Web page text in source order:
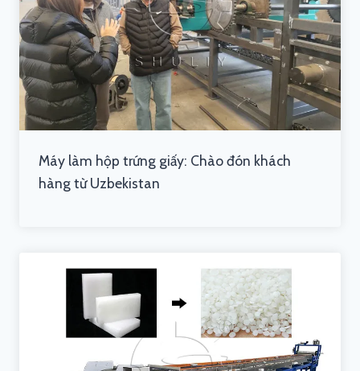
Máy làm hộp trứng giấy: Chào đón khách
hàng từ Uzbekistan